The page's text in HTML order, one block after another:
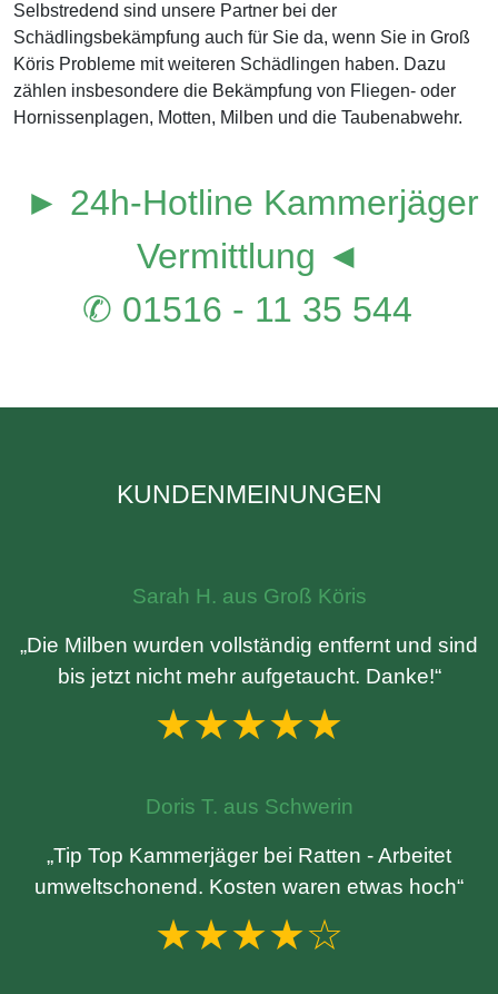
Selbstredend sind unsere Partner bei der
Schädlingsbekämpfung auch für Sie da, wenn Sie in Groß
Köris Probleme mit weiteren Schädlingen haben. Dazu
zählen insbesondere die Bekämpfung von Fliegen- oder
Hornissenplagen, Motten, Milben und die Taubenabwehr.
► 24h-Hotline Kammerjäger
Vermittlung ◄
✆ 01516 - 11 35 544
KUNDENMEINUNGEN
Sarah H. aus Groß Köris
„Die Milben wurden vollständig entfernt und sind
bis jetzt nicht mehr aufgetaucht. Danke!“
★★★★★
Doris T. aus Schwerin
„Tip Top Kammerjäger bei Ratten - Arbeitet
umweltschonend. Kosten waren etwas hoch“
★★★★☆